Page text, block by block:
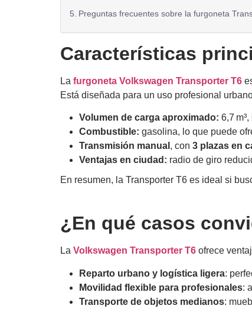
Preguntas frecuentes sobre la furgoneta
Características
La furgoneta Volkswagen Transporter T6
Está diseñada para un uso profesional
Volumen de carga aproximado: 6,7
Combustible: gasolina, lo que puede
Transmisión manual , con 3 plazas en
Ventajas en ciudad: radio de giro
En resumen, la Transporter T6 es ideal si
¿En qué casos
La Volkswagen Transporter T6 ofrece
Reparto urbano y logística ligera:
Movilidad flexible para profesionales:
Transporte de objetos medianos: